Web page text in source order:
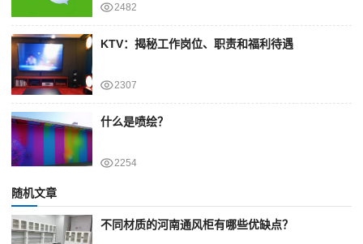
2482
KTV：揭秘工作岗位、职责和福利待遇
2307
什么是喷绘？
2254
随机文章
不同材质的河南通风柜有哪些优缺点？